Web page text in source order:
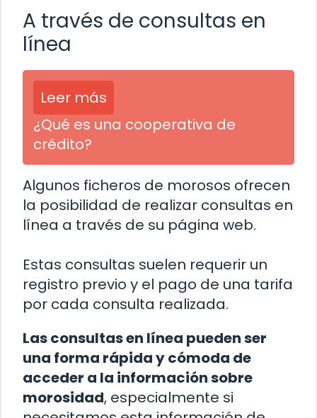
A través de consultas en
línea
Leer más
¿Qué es una cooperativa de
crédito?
Algunos ficheros de morosos ofrecen
la posibilidad de realizar consultas en
línea a través de su página web.
Estas consultas suelen requerir un
registro previo y el pago de una tarifa
por cada consulta realizada.
Las consultas en línea pueden ser
una forma rápida y cómoda de
acceder a la información sobre
morosidad, especialmente si